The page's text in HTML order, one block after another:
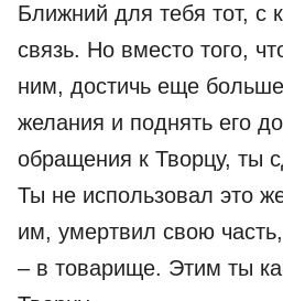
Ближний для тебя тот, с
связь. Но вместо того,
ним, достичь еще
желания и поднять его
обращения к Творцу, ты
Ты не использовал это
им, умертвил свою
– в товарище. Этим ты